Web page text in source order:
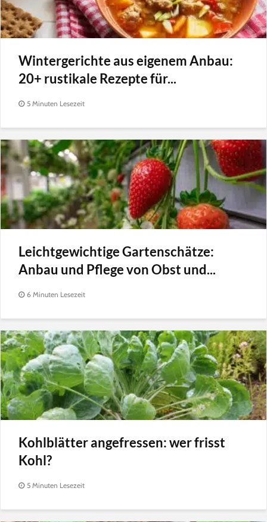
Wintergerichte aus eigenem Anbau:
20+ rustikale Rezepte für...
5 Minuten Lesezeit
Leichtgewichtige Gartenschätze:
Anbau und Pflege von Obst und...
6 Minuten Lesezeit
Kohlblätter angefressen: wer frisst
Kohl?
5 Minuten Lesezeit